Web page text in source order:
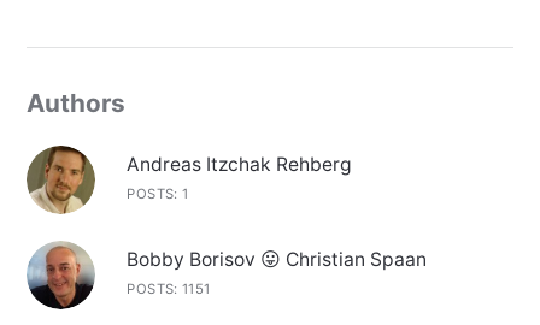
Authors
Andreas Itzchak Rehberg
POSTS: 1
Bobby Borisov 😛 Christian Spaan
POSTS: 1151